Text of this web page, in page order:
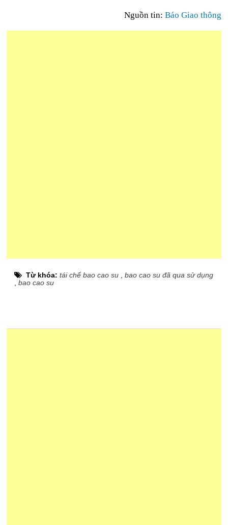
Nguồn tin: Báo Giao thông
Từ khóa:tái chế bao cao su ,bao cao su đã qua sử dụng
,bao cao su